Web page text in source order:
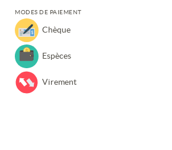
MODES DE PAIEMENT
Chèque
Espèces
Virement